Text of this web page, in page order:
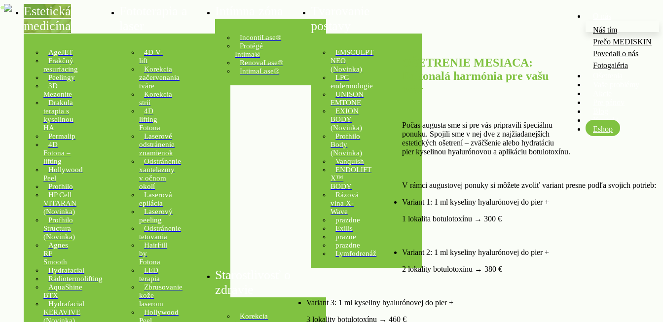
Náš tím
Prečo MEDISKIN
Povedali o nás
Fotogaléria
Kontakt
Eshop
Estetická
medicína
AgeJET
Frakčný
resurfacing
Peelingy
3D
Mezonite
Drakula
terapia s
kyselinou
HA
Permalip
4D
Fotona –
lifting
Hollywood
Peel
Profhilo
HP Cell
VITARAN
(Novinka)
Profhilo
Structura
(Novinka)
Agnes
RF
Smooth
Hydrafacial
Rádiotermolifting
AquaShine
BTX
Hydrafacial
KERAVIVE
4D V-
lift
Korekcia
začervenania
tváre
Korekcia
strií
4D
lifting
Fotona
Laserové
odstránenie
znamienok
Odstránenie
xantelazmy
v očnom
okolí
Laserová
epilácia
Laserový
peeling
Odstránenie
tetovania
HairFill
by
Fotona
LED
terapia
Zbrusovanie
kože
laserom
Hollywood
IncontiLase®
Protégé
Intima®
RenovaLase®
IntimaLase®
postavy
EMSCULPT
NEO
(Novinka)
LPG
endermologie
UNISON
EMTONE
EXION
BODY
(Novinka)
Profhilo
Body
(Novinka)
Vanquish
ENDOLIFT
X™
BODY
Rázová
vlna X-
Wave
prazdne
Exilis
prazne
prazdne
Lymfodrenáž
Starostlivosť o
zdravie
Korekcia
OŠETRENIE MESIACA:
Dokonalá harmónia pre vašu
tvár
Počas augusta sme si pre vás pripravili špeciálnu
ponuku. Spojili sme v nej dve z najžiadanejších
estetických ošetrení – zväčšenie alebo hydratáciu
pier kyselinou hyalurónovou a aplikáciu botulotoxínu.
V rámci augustovej ponuky si môžete zvoliť variant presne podľa svojich potrieb:
Variant 1: 1 ml kyseliny hyalurónovej do pier +
1 lokalita botulotoxínu → 300 €
Variant 2: 1 ml kyseliny hyalurónovej do pier +
2 lokality botulotoxínu → 380 €
Variant 3: 1 ml kyseliny hyalurónovej do pier +
3 lokality botulotoxínu → 460 €